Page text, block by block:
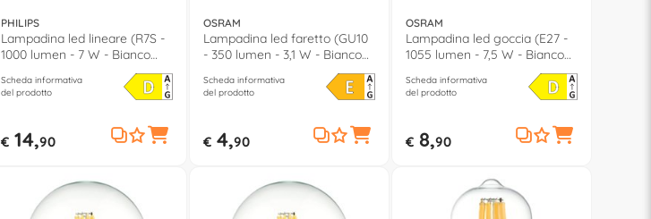
PHILIPS
Lampadina led lineare (R7S -
1000 lumen - 7 W - Bianco
Scheda informativa
del prodotto
€14,90
OSRAM
Lampadina led faretto (GU10
- 350 lumen - 3,1 W - Bianco
neutro) LED STAR PAR16
Scheda informativa
del prodotto
€4,90
OSRAM
Lampadina led goccia (E27 -
1055 lumen - 7,5 W - Bianco
CLASSIC A DIM
Scheda informativa
del prodotto
€8,90